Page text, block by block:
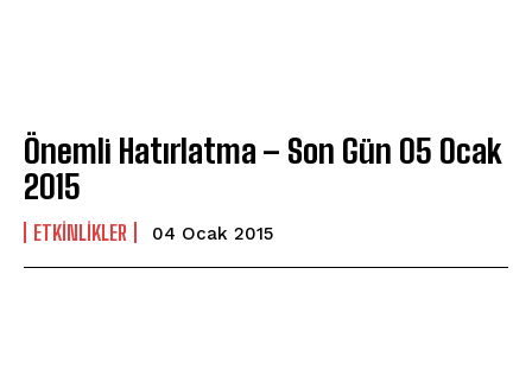
Önemli Hatırlatma – Son Gün 05 Ocak
2015
ETKINLIKLER 04 Ocak 2015